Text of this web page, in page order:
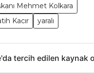
Mehmet Kolkara
Kacır
yaralı
tercih edilen kaynak